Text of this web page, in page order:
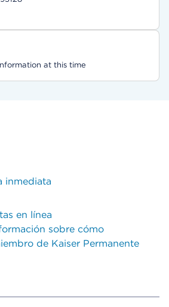
at this time
inmediata
en línea
sobre cómo
de Kaiser Permanente